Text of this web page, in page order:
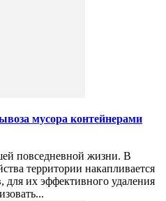
мусора контейнерами
повседневной жизни. В
территории накапливается
для их эффективного удаления